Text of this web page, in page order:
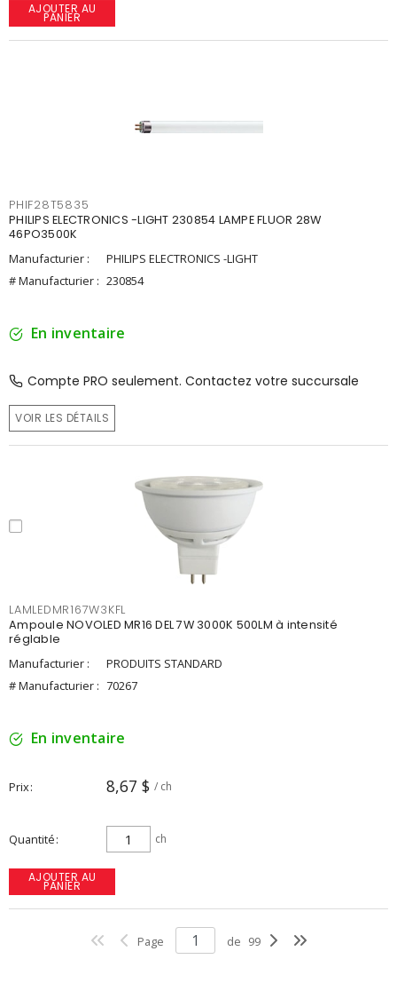
AJOUTER AU
PANIER
PHIF28T5835
PHILIPS ELECTRONICS -LIGHT 230854 LAMPE FLUOR 28W
46PO3500K
Manufacturier :
PHILIPS ELECTRONICS -LIGHT
# Manufacturier : 230854
En inventaire
Compte PRO seulement. Contactez votre succursale
VOIR LES DÉTAILS
LAMLEDMR167W3KFL
Ampoule NOVOLED MR16 DEL 7W 3000K 500LM à intensité
réglable
Manufacturier :
PRODUITS STANDARD
# Manufacturier : 70267
En inventaire
Prix 8,67 $ / ch
Quantité ch
AJOUTER AU
PANIER
Page de 99